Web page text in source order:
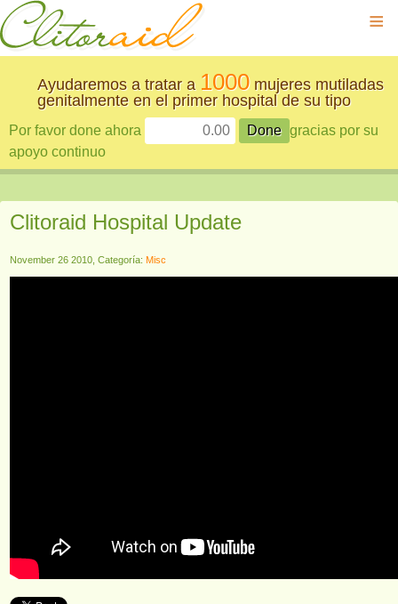
≡
Ayudaremos a tratar a 1000mujeres mutiladas
genitalmente en el primer hospital de su tipo
Por favor done ahora
gracias por su
apoyo continuo
Clitoraid Hospital Update
November 26 2010, Categoría: Misc